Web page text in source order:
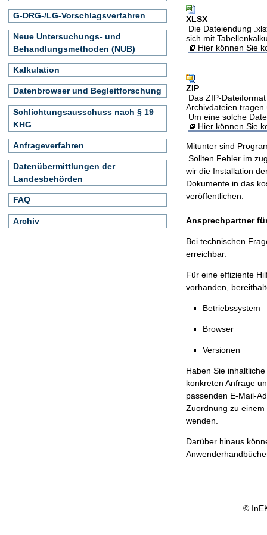
XLSX
Die Dateiendung
sich mit
Hier können Sie
ZIP
Das ZIP-
Archivdateien
Um eine solche
Hier können Sie
Mitunter sind
Sollten Fehler im
wir die Installation
Dokumente in das
veröffentlichen.
Ansprechpartner
Bei technischen
erreichbar.
Für eine effiziente
vorhanden,
Betriebssystem
Browser
Versionen
Haben Sie
konkreten Anfrage
passenden E-Mail-
Zuordnung zu
wenden.
Darüber hinaus
G-DRG-/LG-Vorschlagsverfahren
Neue Untersuchungs- und
Behandlungsmethoden (NUB)
Kalkulation
Datenbrowser und Begleitforschung
Schlichtungsausschuss nach § 19
KHG
Anfrageverfahren
Datenübermittlungen der
Landesbehörden
FAQ
Archiv
©